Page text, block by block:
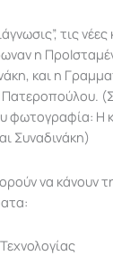
τις νέες
η
και η
Πατεροπούλου.
φωτογραφία: Η
Συναδινάκη)
να κάνουν